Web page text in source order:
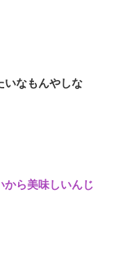
いなもんやしな
から美味しいんじ